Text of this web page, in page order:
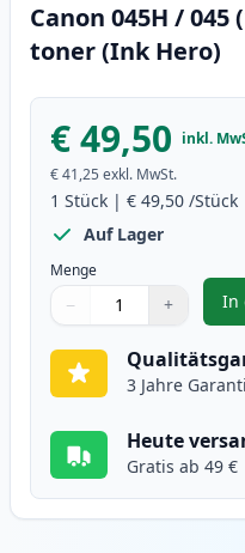
Canon 045H / 045
toner (Ink Hero)
€ 49,50 inkl.
€ 41,25 exkl. MwSt.
1 Stück | € 49,50 /Stück
Auf Lager
Menge
Verwenden Sie die
− +
1
In
3 Jahre
Heute
Gratis ab 49 €